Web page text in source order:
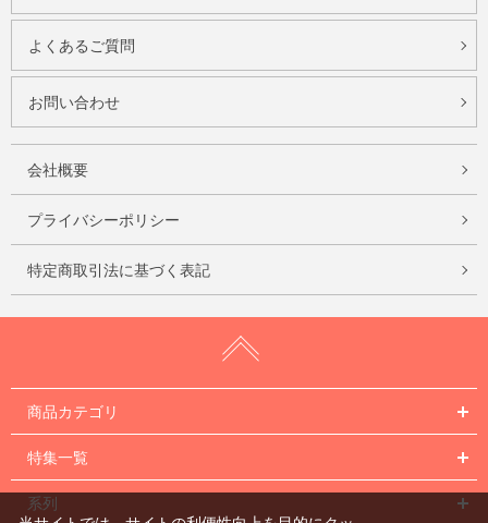
よくあるご質問
お問い合わせ
会社概要
プライバシーポリシー
特定商取引法に基づく表記
商品カテゴリ
特集一覧
系列